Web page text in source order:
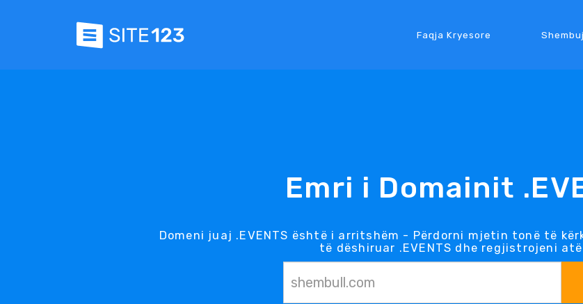
Faqja Kryesore Shembuj
Emri i Domainit
Domeni juaj .EVENTS është i arritshëm - Përdorni mjetin tonë të
të dëshiruar .EVENTS dhe regjistrojeni